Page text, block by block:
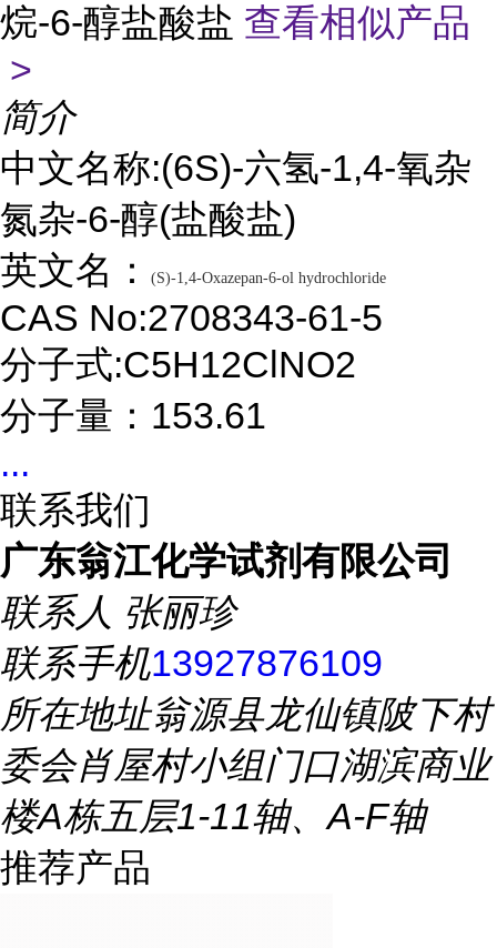
烷-6-醇盐酸盐 查看相似产品
>
简介
中文名称:(6S)-六氢-1,4-氧杂
氮杂-6-醇(盐酸盐)
英文名：
(S)-1,4-Oxazepan-6-ol hydrochloride
CAS No:2708343-61-5
分子式:C5H12ClNO2
分子量：153.61
...
联系我们
广东翁江化学试剂有限公司
联系人 张丽珍
联系手机13927876109
所在地址翁源县龙仙镇陂下村
委会肖屋村小组门口湖滨商业
楼A栋五层1-11轴、A-F轴
推荐产品